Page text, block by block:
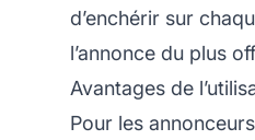
d’enchérir sur
l’annonce du plus
Avantages de
Pour les annonceurs